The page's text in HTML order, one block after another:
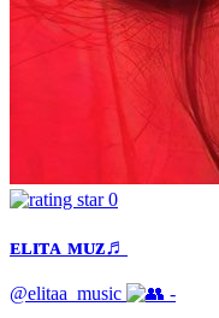
0
ᴇʟɪᴛᴀ ᴍᴜᴢ♬
@elitaa_music -